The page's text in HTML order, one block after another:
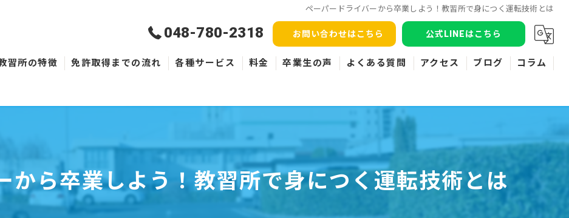
ペーパードライバーから卒業しよう！教習所で身につく運転技術とは
048-780-2318 お問い合わせはこちら 公式LINEはこちら
習所の特徴 免許取得までの流れ 各種サービス
ペーパードライバー
料金 卒業生の声 よくある質問 アクセス ブログ コラム
から卒業しよう！教習所で身につく運転技術とは